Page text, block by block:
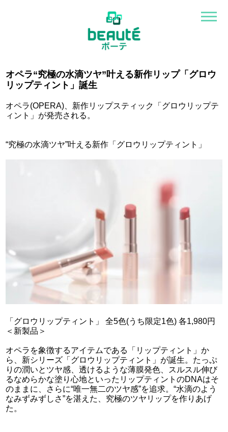
オペラ“究極の水滴ツヤ”叶える新作リップ「グロウ
リップティント」誕生
オペラ(OPERA)、新作リップスティック「グロウリップテ
ィント」が発売される。
“究極の水滴ツヤ”叶える新作「グロウリップティント」
「グロウリップティント」 全5色(うち限定1色) 各1,980円
＜新製品＞
オペラを象徴するアイテムである「リップティント」か
ら、新シリーズ「グロウリップティント」が誕生。たっぷ
りの潤いとツヤ感、透けるような薄膜発色、スルスル伸び
るなめらかな塗り心地といったリップティントのDNAはそ
のままに、さらに“唯一無二のツヤ感”を追求。“水滴のよう
なみずみずしさ”を湛えた、究極のツヤリップを作りあげ
た。